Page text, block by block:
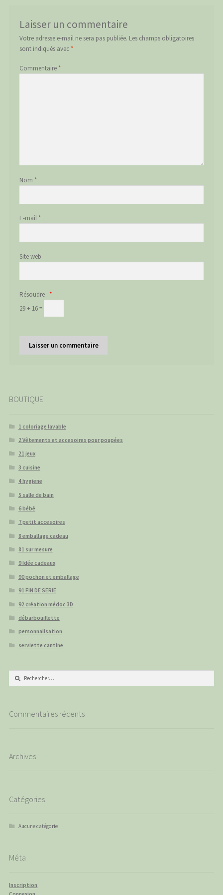
Laisser un commentaire
Votre adresse e-mail ne sera pas publiée. Les champs obligatoires
sont indiqués avec *
Commentaire *
Nom *
E-mail *
Site web
Résoudre : *
29 + 16 =
BOUTIQUE
1 coloriage lavable
2 Vêtements et accesoires pour poupées
21 jeux
3 cuisine
4 hygiene
5 salle de bain
6 bébé
7 petit accesoires
8 emballage cadeau
81 sur mesure
9 Idée cadeaux
90 pochon et emballage
91 FIN DE SERIE
92 création médoc 3D
débarbouillette
personnalisation
serviette cantine
Rechercher :
Commentaires récents
Archives
Catégories
Aucune catégorie
Méta
Inscription